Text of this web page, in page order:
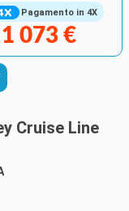
Pagamento in 4X
1 073 €
Cruise Line